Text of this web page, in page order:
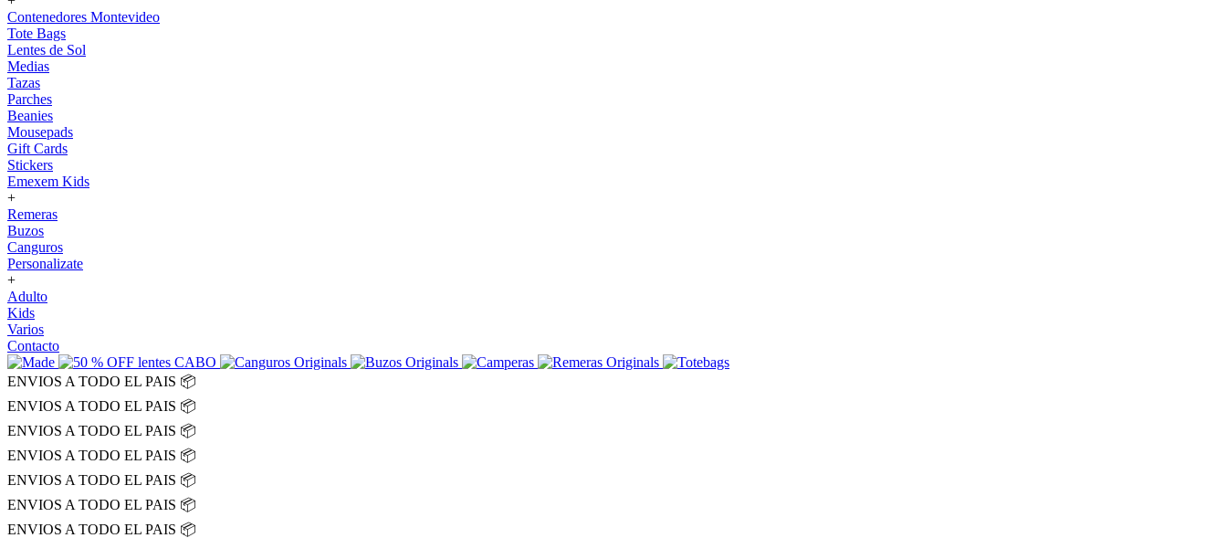
Contenedores Montevideo
Tote Bags
Lentes de Sol
Medias
Tazas
Parches
Beanies
Mousepads
Gift Cards
Stickers
Emexem Kids
+
Remeras
Buzos
Canguros
Personalizate
+
Adulto
Kids
Varios
Contacto
ENVIOS A TODO EL PAIS 📦
ENVIOS A TODO EL PAIS 📦
ENVIOS A TODO EL PAIS 📦
ENVIOS A TODO EL PAIS 📦
ENVIOS A TODO EL PAIS 📦
ENVIOS A TODO EL PAIS 📦
ENVIOS A TODO EL PAIS 📦